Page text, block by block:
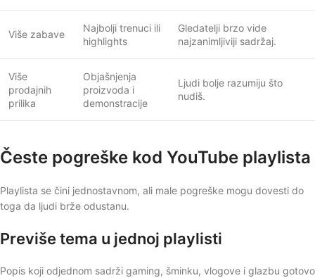
Više zabave
Najbolji trenuci ili
highlights
Gledatelji brzo vide
najzanimljiviji sadržaj.
Više
prodajnih
prilika
Objašnjenja
proizvoda i
demonstracije
Ljudi bolje razumiju što
nudiš.
Česte pogreške kod YouTube playlista
Playlista se čini jednostavnom, ali male pogreške mogu dovesti do
toga da ljudi brže odustanu.
Previše tema u jednoj playlisti
Popis koji odjednom sadrži gaming, šminku, vlogove i glazbu gotovo